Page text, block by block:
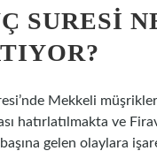
SURESI
Mekkeli
hatırlatılmakta ve
gelen olaylara